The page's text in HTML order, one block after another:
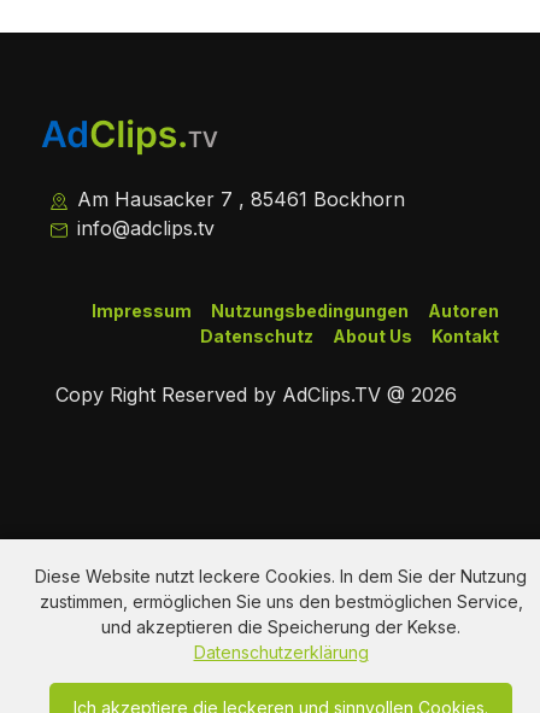
Diese Website nutzt leckere Cookies. In dem Sie der Nutzung
zustimmen, ermöglichen Sie uns den bestmöglichen Service,
und akzeptieren die Speicherung der Kekse.
Datenschutzerklärung
Ich akzeptiere die leckeren und sinnvollen Cookies.
Am Hausacker 7 , 85461 Bockhorn
info@adclips.tv
Autoren
Nutzungsbedingungen
Impressum
Kontakt
About Us
Datenschutz
Copy Right Reserved by AdClips.TV @ 2026